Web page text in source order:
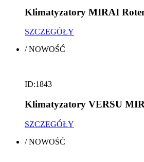
Klimatyzatory MIRAI
SZCZEGÓŁY
/NOWOŚĆ
ID:1843
Klimatyzatory VERSU
SZCZEGÓŁY
/NOWOŚĆ